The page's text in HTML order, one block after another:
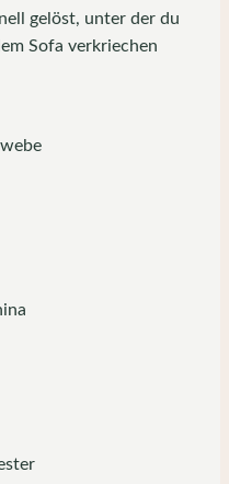
gelöst, unter der du
Sofa verkriechen